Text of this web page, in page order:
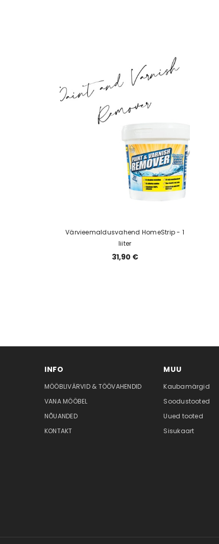
Värvieemaldusvahend HomeStrip - 1
liiter
31,90 €
INFO
MÖÖBLIVÄRVID & TÖÖVAHENDID
VANA MÖÖBEL
NÕUANDED
KONTAKT
MUU
Kaubamärgid
Soodustooted
Uued tooted
Sisukaart